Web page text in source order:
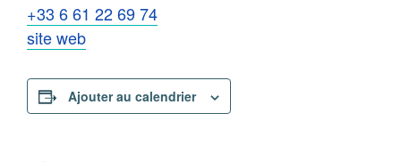
+33 6 61 22 69 74
site web
Ajouter au calendrier